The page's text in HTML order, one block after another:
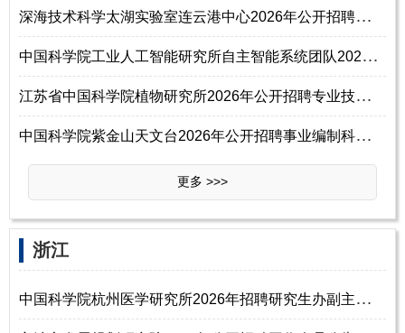
深
海技术科学太湖实验室连云港中心2026年公开招聘高层次人才公告
中
国科学院工业人工智能研究所自主智能系统团队2026年招聘公告
江
苏省中国科学院植物研究所2026年公开招聘专业技术人员公告
中
国科学院紫金山天文台2026年公开招聘事业编制科技研究人员启事（第二期）
更多 >>>
‌‌浙江
中
国科学院杭州医学研究所2026年招聘研究生办副主任通知（博士研究生）